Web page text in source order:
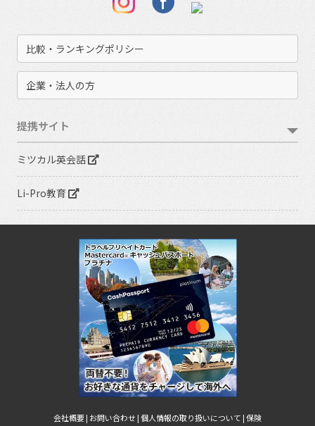
比較・ランキングポリシー
企業・法人の方
提携サイト
ミツカル英会話
Li-Pro教育
会社概要 | お問い合わせ |個人情報の取り扱いについて |保険